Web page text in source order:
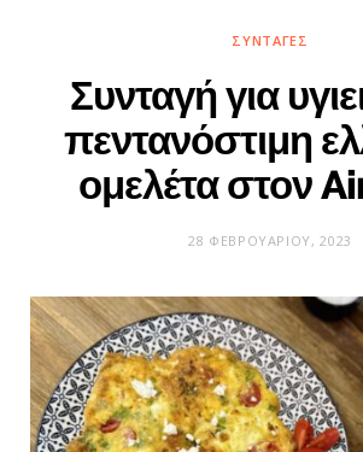
ΣΥΝΤΑΓΈΣ
Συνταγή για
πεντανόστιμη
ομελέτα στον
28 ΦΕΒΡΟΥΑΡΊΟΥ, 2023